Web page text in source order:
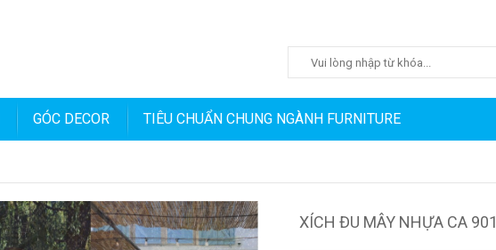
GÓC DECOR TIÊU CHUẨN CHUNG NGÀNH FURNITURE
XÍCH ĐU MÂY NHỰA CA 901